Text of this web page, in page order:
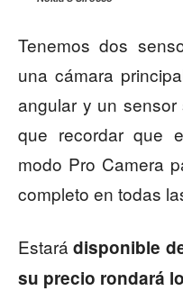
Tenemos dos
una cámara
angular y un sensor
que recordar que
modo Pro Camera
completo en todas
Estarádisponible
su precio rondará